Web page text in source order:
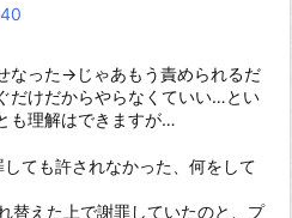
なった→じゃあもう責められるだ
だけだからやらなくていい…とい
も理解はできますが…
ても許されなかった、何をして
替えた上で謝罪していたのと、プ